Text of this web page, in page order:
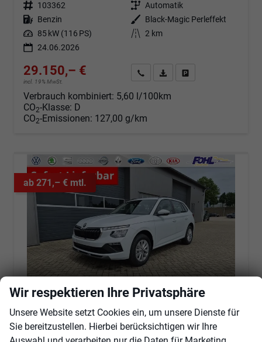
Fahrzeugnr. 103362 Getriebe Automatik
Kraftstoff Benzin Außenfarbe
Black-Magic Perleffekt
Leistung 85 kW (116 PS) Kilometerstand 2 km
24.06.2026
29.150,– €
incl. 19% MwSt.
Angebot anfordern
Fahrzeugexpose (PDF)
Verbrauch kombiniert: 5,60 l/100km
CO2-Klasse: D
CO2-Emissionen: 127,00 g/km
ab 271,– € mtl.
Skoda Kamiq
Wir respektieren Ihre Privatsphäre
Unsere Website setzt Cookies ein, um unsere Dienste für
Sie bereitzustellen. Hierbei berücksichtigen wir Ihre